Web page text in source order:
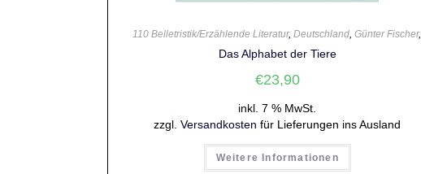
110 Belletristik/Erzählende Literatur, Deutschland, Günter Fischer,
Das Alphabet der Tiere
€23,90
inkl. 7 % MwSt.
zzgl.Versandkosten für Lieferungen ins Ausland
Weitere Informationen